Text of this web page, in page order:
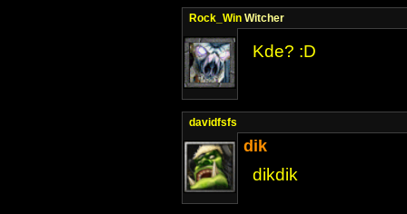
Rock_Win Witcher
Kde? :D
davidfsfs
dik
dikdik